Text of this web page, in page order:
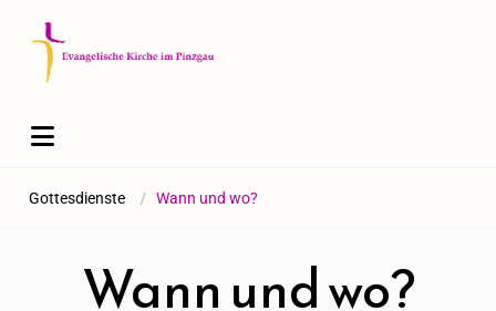
Gottesdienste / Wann und wo?
Wann und wo?